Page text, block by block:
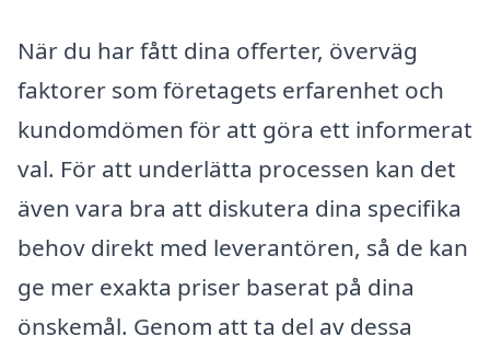
När du har fått dina offerter, överväg
faktorer som företagets erfarenhet och
kundomdömen för att göra ett informerat
val. För att underlätta processen kan det
även vara bra att diskutera dina specifika
behov direkt med leverantören, så de kan
ge mer exakta priser baserat på dina
önskemål. Genom att ta del av dessa